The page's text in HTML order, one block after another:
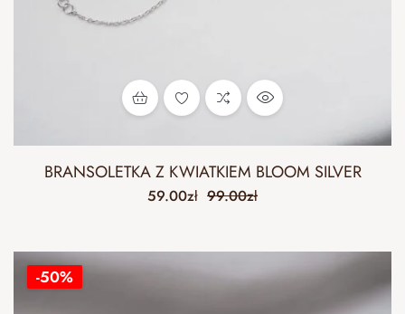
BRANSOLETKA Z KWIATKIEM BLOOM SILVER
99.00zł
59.00zł
-50%